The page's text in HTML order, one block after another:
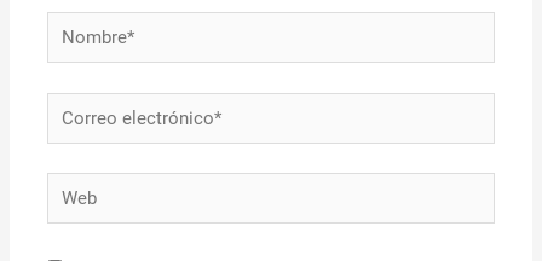
Nombre*
Correo
electrónico*
Web